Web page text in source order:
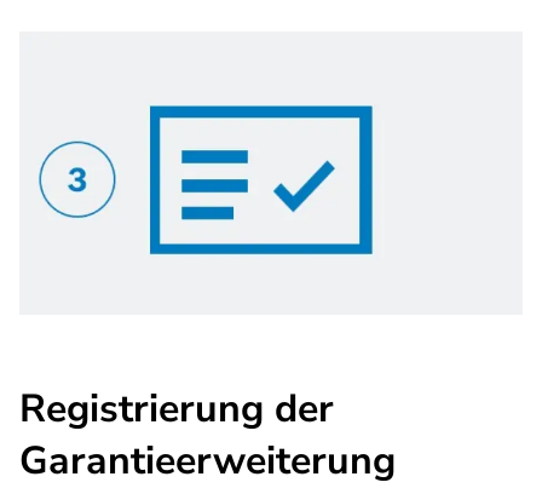
Registrierung der
Garantieerweiterung